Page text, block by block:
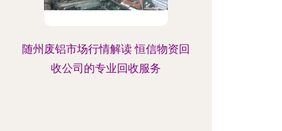
随州废铝市场行情解读 恒信物资回
收公司的专业回收服务